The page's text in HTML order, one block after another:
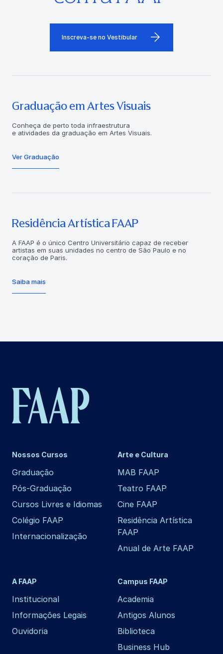
Inscreva-se no Vestibular
Graduação em Artes Visuais
Conheça de perto toda infraestrutura
e atividades da graduação em Artes Visuais.
Ver Graduação
Residência Artística FAAP
A FAAP é o único Centro Universitário capaz de receber
artistas em suas unidades no centro de São Paulo e no
coração de Paris.
Saiba mais
Nossos Cursos
Graduação
Pós-Graduação
Cursos Livres e Idiomas
Colégio FAAP
Internacionalização
Arte e Cultura
MAB FAAP
Teatro FAAP
Cine FAAP
Residência Artística
FAAP
Anual de Arte FAAP
A FAAP
Institucional
Informações Legais
Ouvidoria
Campus FAAP
Academia
Antigos Alunos
Biblioteca
Business Hub